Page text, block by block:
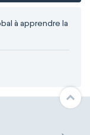
à apprendre la